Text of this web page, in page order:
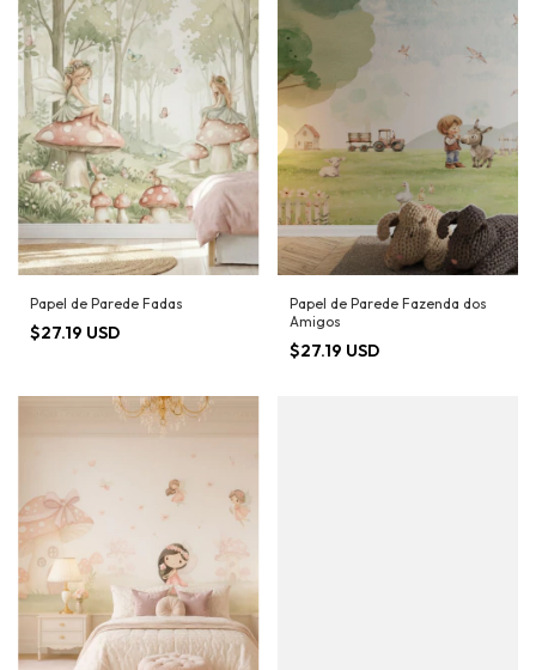
Papel de Parede Fadas
$27.19 USD
Papel de Parede Fazenda dos
Amigos
$27.19 USD